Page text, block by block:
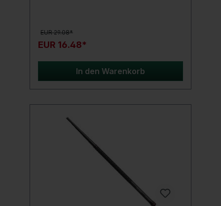
EUR 29.08*
EUR 16.48*
In den Warenkorb